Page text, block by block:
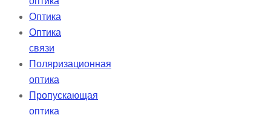
Оптика
Оптика
связи
Поляризационная
оптика
Пропускающая
оптика